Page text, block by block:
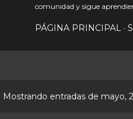
comunidad y sigue
PÁGINA PRINCIPAL
Mostrando entradas de mayo,